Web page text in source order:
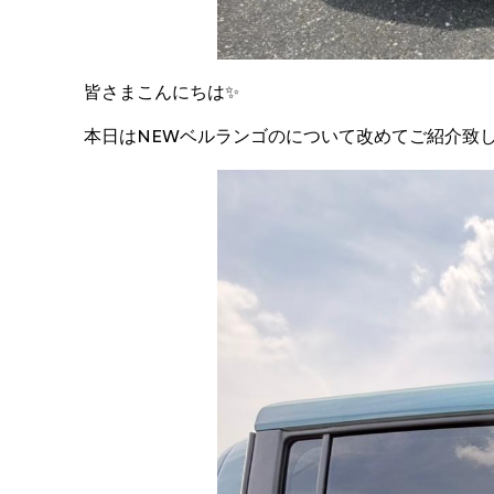
皆さまこんにちは✨️
本日はNEWベルランゴのについて改めてご紹介致し